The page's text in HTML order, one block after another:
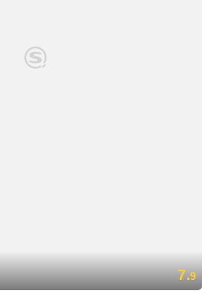
7.9